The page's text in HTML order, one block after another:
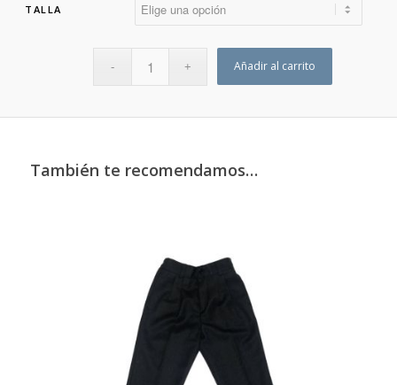
TALLA
Añadir al carrito
También te recomendamos…